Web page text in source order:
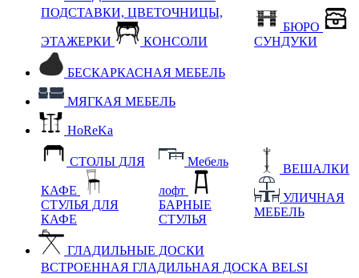
ПОДСТАВКИ, ЦВЕТОЧНИЦЫ,
ЭТАЖЕРКИ КОНСОЛИ
БЮРО
СУНДУКИ
БЕСКАРКАСНАЯ МЕБЕЛЬ
МЯГКАЯ МЕБЕЛЬ
HoReKa
СТОЛЫ ДЛЯ
КАФЕ
СТУЛЬЯ ДЛЯ
КАФЕ
Мебель
лофт
БАРНЫЕ
СТУЛЬЯ
ВЕШАЛКИ
УЛИЧНАЯ
МЕБЕЛЬ
ГЛАДИЛЬНЫЕ ДОСКИ
ВСТРОЕННАЯ ГЛАДИЛЬНАЯ ДОСКА BELSI